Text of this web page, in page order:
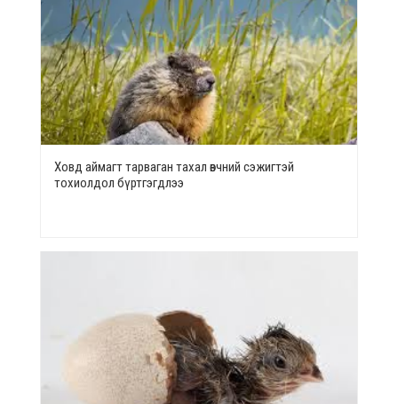
Ховд аймагт тарваган тахал өвчний сэжигтэй
тохиолдол бүртгэгдлээ